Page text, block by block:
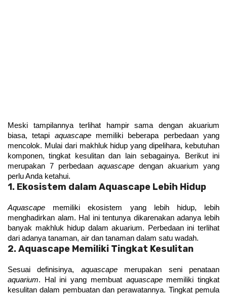
Meski tampilannya terlihat hampir sama dengan akuarium
biasa, tetapi aquascape memiliki beberapa perbedaan yang
mencolok. Mulai dari makhluk hidup yang dipelihara, kebutuhan
komponen, tingkat kesulitan dan lain sebagainya. Berikut ini
merupakan 7 perbedaan aquascape dengan akuarium yang
perlu Anda ketahui.
1. Ekosistem dalam Aquascape Lebih Hidup
Aquascape memiliki ekosistem yang lebih hidup, lebih
menghadirkan alam. Hal ini tentunya dikarenakan adanya lebih
banyak makhluk hidup dalam akuarium. Perbedaan ini terlihat
dari adanya tanaman, air dan tanaman dalam satu wadah.
2. Aquascape Memiliki Tingkat Kesulitan
Sesuai definisinya, aquascape
aquarium. Hal ini yang membuat aquascape memiliki tingkat
kesulitan dalam pembuatan dan perawatannya. Tingkat pemula